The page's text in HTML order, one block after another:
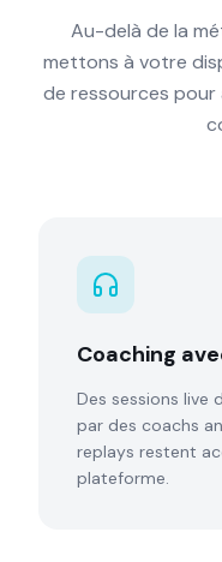
Au-delà de la
mettons à votre
de ressources
Coaching
Des sessions live
par des coachs
replays restent
plateforme.